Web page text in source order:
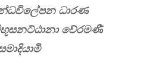
ධාරණ
වේරමණී